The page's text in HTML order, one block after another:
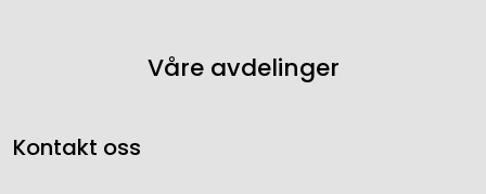
Våre avdelinger
Kontakt oss